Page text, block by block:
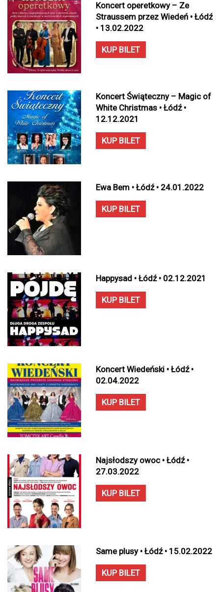
Koncert operetkowy – Ze
Straussem przez Wiedeń • Łódź
• 13.02.2022
KUP BILET
Koncert Świąteczny – Magic of
White Christmas • Łódź •
12.12.2021
KUP BILET
Ewa Bem • Łódź • 24.01.2022
KUP BILET
Happysad • Łódź • 02.12.2021
KUP BILET
Koncert Wiedeński • Łódź •
02.04.2022
KUP BILET
Najsłodszy owoc • Łódź •
27.03.2022
KUP BILET
Same plusy • Łódź • 15.02.2022
KUP BILET